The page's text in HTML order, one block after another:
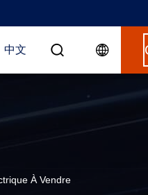
中文
À Vendre